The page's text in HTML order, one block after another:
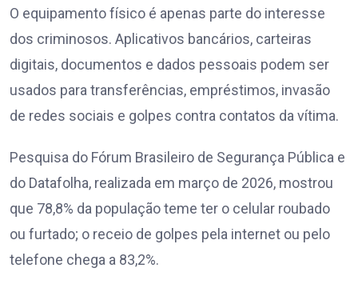
O equipamento físico é apenas parte do interesse
dos criminosos. Aplicativos bancários, carteiras
digitais, documentos e dados pessoais podem ser
usados para transferências, empréstimos, invasão
de redes sociais e golpes contra contatos da vítima.
Pesquisa do Fórum Brasileiro de Segurança Pública e
do Datafolha, realizada em março de 2026, mostrou
que 78,8% da população teme ter o celular roubado
ou furtado; o receio de golpes pela internet ou pelo
telefone chega a 83,2%.